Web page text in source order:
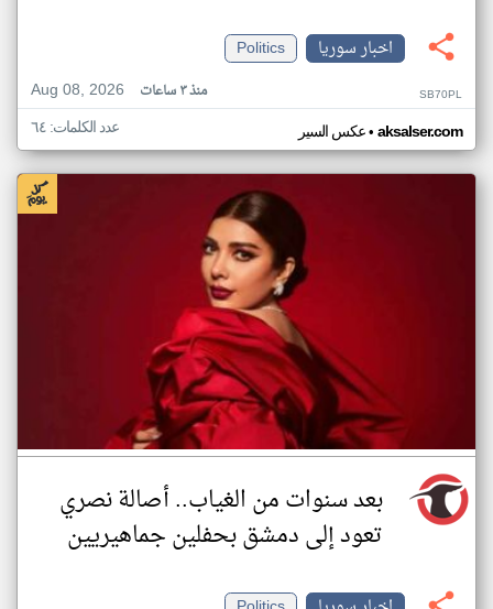
اخبار سوريا
Politics
Aug 08, 2026
منذ ٣ ساعات SB70PL
عكس السير• aksalser.com عدد الكلمات: ٦٤
بعد سنوات من الغياب.. أصالة نصري
تعود إلى دمشق بحفلين جماهيريين